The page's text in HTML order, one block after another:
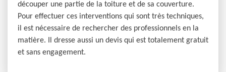
découper une partie de la toiture et de sa couverture.
Pour effectuer ces interventions qui sont très techniques,
il est nécessaire de rechercher des professionnels en la
matière. Il dresse aussi un devis qui est totalement gratuit
et sans engagement.